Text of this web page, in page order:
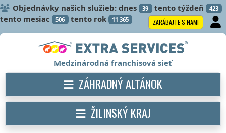
Objednávky našich služieb: dnes 39 tento týždeň 423
tento mesiac 506 tento rok 11 365 ZARÁBAJTE S NAMI
Medzinárodná franchisová sieť
ZÁHRADNÝ ALTÁNOK
ŽILINSKÝ KRAJ